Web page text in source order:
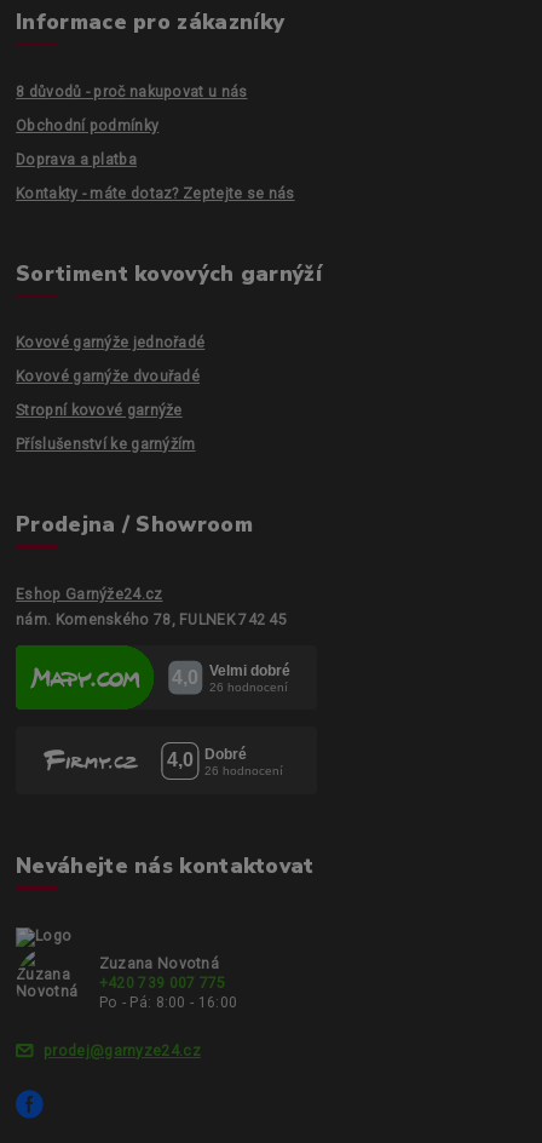
Informace pro zákazníky
8 důvodů - proč nakupovat u nás
Obchodní podmínky
Doprava a platba
Kontakty - máte dotaz? Zeptejte se nás
Sortiment kovových garnýží
Kovové garnýže jednořadé
Kovové garnýže dvouřadé
Stropní kovové garnýže
Příslušenství ke garnýžím
Prodejna / Showroom
Eshop Garnýže24.cz
nám. Komenského 78, FULNEK 742 45
Neváhejte nás kontaktovat
Zuzana Novotná
+420 739 007 775
Po - Pá: 8:00 - 16:00
prodej@garnyze24.cz